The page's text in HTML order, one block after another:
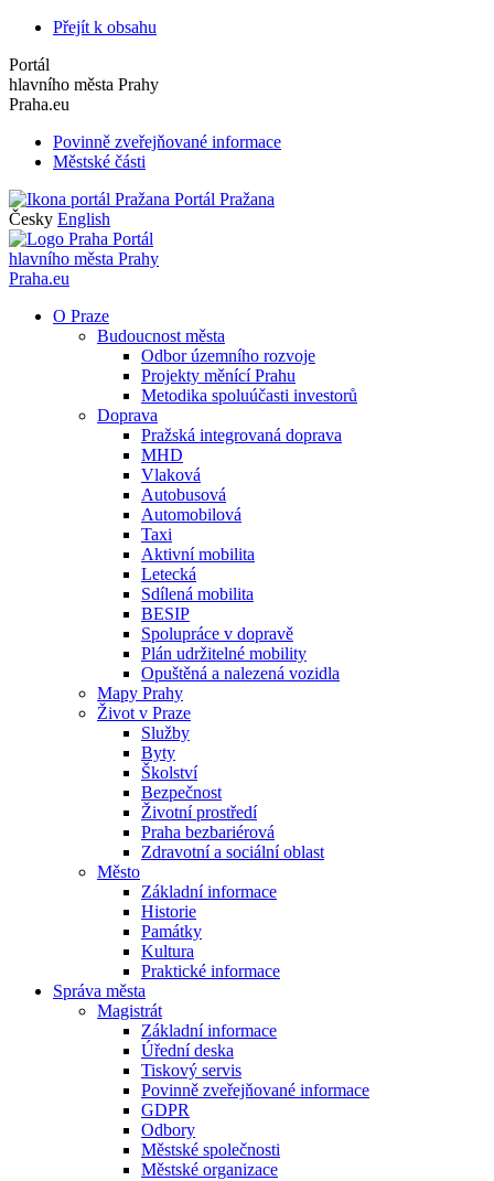
Přejít k obsahu
Portál
hlavního města Prahy
Praha.eu
Povinně zveřejňované informace
Městské části
Portál Pražana
Česky English
Portál
hlavního města Prahy
Praha.eu
O Praze
Budoucnost města
Odbor územního rozvoje
Projekty měnící Prahu
Metodika spoluúčasti investorů
Doprava
Pražská integrovaná doprava
MHD
Vlaková
Autobusová
Automobilová
Taxi
Aktivní mobilita
Letecká
Sdílená mobilita
BESIP
Spolupráce v dopravě
Plán udržitelné mobility
Opuštěná a nalezená vozidla
Mapy Prahy
Život v Praze
Služby
Byty
Školství
Bezpečnost
Životní prostředí
Praha bezbariérová
Zdravotní a sociální oblast
Město
Základní informace
Historie
Památky
Kultura
Praktické informace
Správa města
Magistrát
Základní informace
Úřední deska
Tiskový servis
Povinně zveřejňované informace
GDPR
Odbory
Městské společnosti
Městské organizace